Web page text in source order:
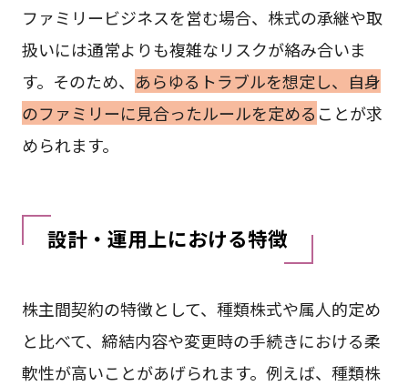
ファミリービジネスを営む場合、株式の承継や取
扱いには通常よりも複雑なリスクが絡み合いま
す。そのため、 あらゆるトラブルを想定し、自身
のファミリーに見合ったルールを定める ことが求
められます。
設計・運用上における特徴
株主間契約の特徴として、種類株式や属人的定め
と比べて、締結内容や変更時の手続きにおける柔
軟性が高いことがあげられます。例えば、種類株